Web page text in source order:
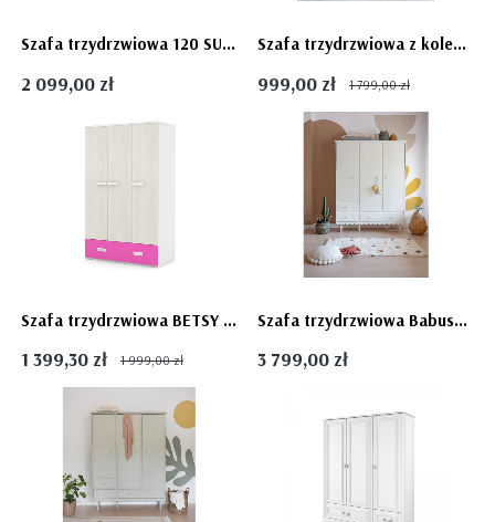
Szafa trzydrzwiowa 120 SUNNY Neo dla dziewczynki- fronty biało różowe wysoki połysk
2 099,00 zł
Szafa trzydrzwiowa z kolekcji TAYLOR Pink
999,00 zł 1 799,00 zł
Szafa trzydrzwiowa BETSY z szufladami różowa dziewczęca jesion
1 399,30 zł 1 999,00 zł
Szafa trzydrzwiowa Babushka, złamana biel (White) biała do pokoju dziecięcego - dostawa gratis
3 799,00 zł